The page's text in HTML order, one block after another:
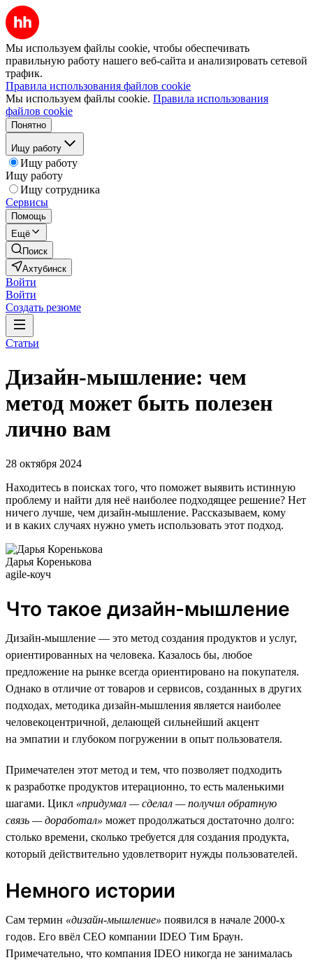
Мы используем файлы cookie, чтобы обеспечивать
правильную работу нашего веб-сайта и анализировать сетевой
трафик.
Правила использования файлов cookie
Мы используем файлы cookie. Правила использования
файлов cookie
Понятно
Ищу работу
Ищу работу
Ищу работу
Ищу сотрудника
Сервисы
Помощь
Ещё
Поиск
Ахтубинск
Войти
Войти
Создать резюме
Статьи
Дизайн-мышление: чем
метод может быть полезен
лично вам
28 октября 2024
Находитесь в поисках того, что поможет выявить истинную
проблему и найти для неё наиболее подходящее решение? Нет
ничего лучше, чем дизайн-мышление. Рассказываем, кому
и в каких случаях нужно уметь использовать этот подход.
Дарья Коренькова
agile-коуч
Что такое дизайн-мышление
Дизайн-мышление — это метод создания продуктов и услуг,
ориентированных на человека. Казалось бы, любое
предложение на рынке всегда ориентировано на покупателя.
Однако в отличие от товаров и сервисов, созданных в других
подходах, методика дизайн-мышления является наиболее
человекоцентричной, делающей сильнейший акцент
на эмпатии и глубоком погружении в опыт пользователя.
Примечателен этот метод и тем, что позволяет подходить
к разработке продуктов итерационно, то есть маленькими
шагами. Цикл «придумал — сделал — получил обратную
связь — доработал» может продолжаться достаточно долго:
столько времени, сколько требуется для создания продукта,
который действительно удовлетворит нужды пользователей.
Немного истории
Сам термин «дизайн-мышление» появился в начале 2000-х
годов. Его ввёл СЕО компании IDEO Тим Браун.
Примечательно, что компания IDEO никогда не занималась